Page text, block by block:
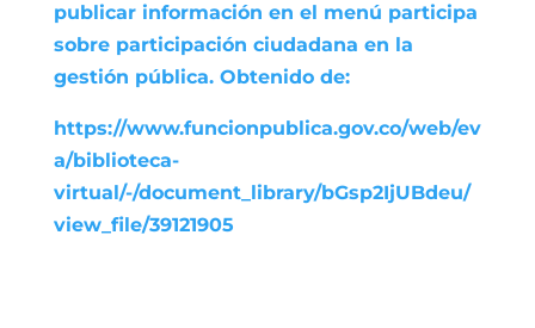
publicar información en el menú participa
sobre participación ciudadana en la
gestión pública. Obtenido de:
https://www.funcionpublica.gov.co/web/ev
a/biblioteca-
virtual/-/document_library/bGsp2IjUBdeu/
view_file/39121905